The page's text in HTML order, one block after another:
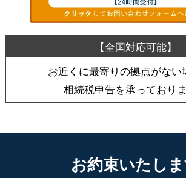
お近くに最寄りの拠点がない
相続税申告を承っておりま
お約束いたし